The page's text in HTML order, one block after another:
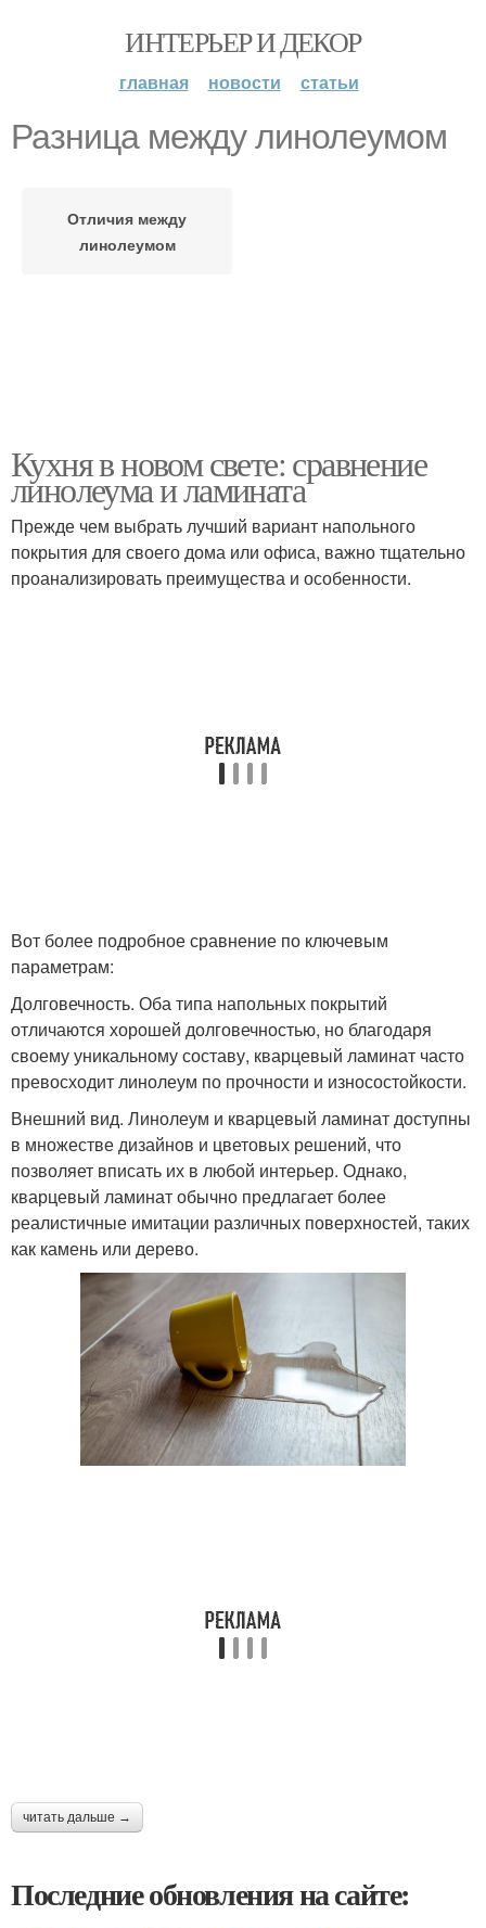
ИНТЕРЬЕР И ДЕКОР
главная новости статьи
Разница между линолеумом
Отличия между
линолеумом
Кухня в новом свете: сравнение
линолеума и ламината
Прежде чем выбрать лучший вариант напольного
покрытия для своего дома или офиса, важно тщательно
проанализировать преимущества и особенности.
Вот более подробное сравнение по ключевым
параметрам:
Долговечность. Оба типа напольных покрытий
отличаются хорошей долговечностью, но благодаря
своему уникальному составу, кварцевый ламинат часто
превосходит линолеум по прочности и износостойкости.
Внешний вид. Линолеум и кварцевый ламинат доступны
в множестве дизайнов и цветовых решений, что
позволяет вписать их в любой интерьер. Однако,
кварцевый ламинат обычно предлагает более
реалистичные имитации различных поверхностей, таких
как камень или дерево.
читать дальше →
Последние обновления на сайте: